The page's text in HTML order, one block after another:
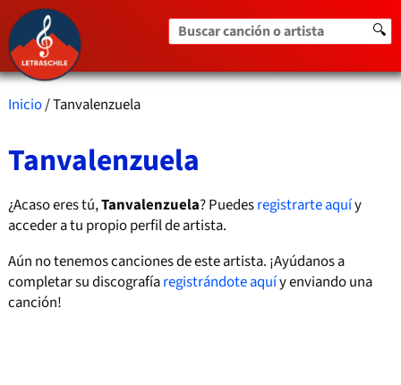
Buscar canción o artista 🔍
Inicio/ Tanvalenzuela
Tanvalenzuela
¿Acaso eres tú,Tanvalenzuela? Puedesregistrarte aquíy
acceder a tu propio perfil de artista.
Aún no tenemos canciones de este artista. ¡Ayúdanos a
completar su discografíaregistrándote aquíy enviando una
canción!